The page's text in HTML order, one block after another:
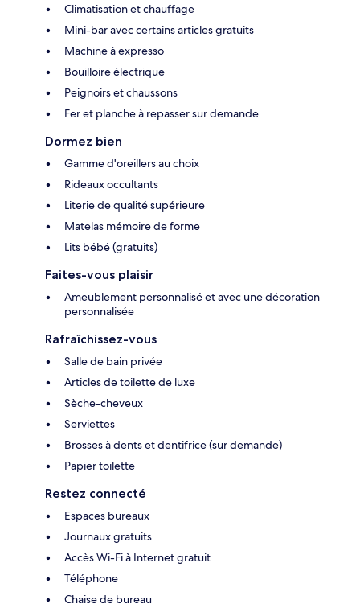
Climatisation et chauffage
Mini-bar avec certains articles gratuits
Machine à expresso
Bouilloire électrique
Peignoirs et chaussons
Fer et planche à repasser sur demande
Dormez bien
Gamme d'oreillers au choix
Rideaux occultants
Literie de qualité supérieure
Matelas mémoire de forme
Lits bébé (gratuits)
Faites-vous plaisir
Ameublement personnalisé et avec une décoration
personnalisée
Rafraîchissez-vous
Salle de bain privée
Articles de toilette de luxe
Sèche-cheveux
Serviettes
Brosses à dents et dentifrice (sur demande)
Papier toilette
Restez connecté
Espaces bureaux
Journaux gratuits
Accès Wi-Fi à Internet gratuit
Téléphone
Chaise de bureau